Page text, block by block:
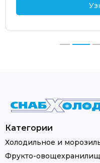
Категории
Холодильное и
Фрукто-